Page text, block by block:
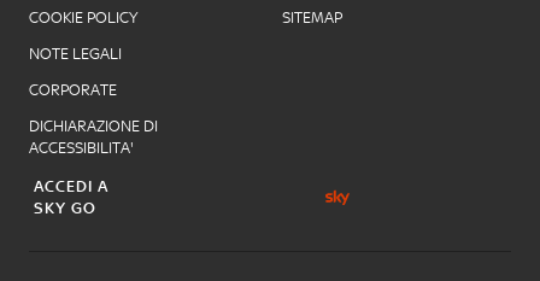
COOKIE POLICY
NOTE LEGALI
CORPORATE
DICHIARAZIONE DI
ACCESSIBILITA'
SITEMAP
ACCEDI A
SKY GO